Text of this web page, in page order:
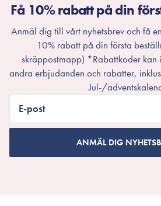
Få 10% rabatt på din
Anmäl dig till vårt nyhetsbrev och få
10% rabatt på din första
skräppostmapp) *Rabattkoder kan
andra erbjudanden och rabatter,
Jul-/
E-post
ANMÄL DIG